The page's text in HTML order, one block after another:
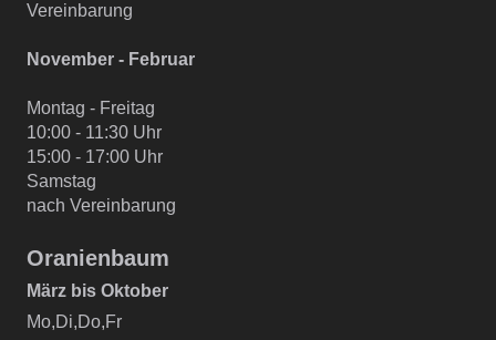
Vereinbarung
November - Februar
Montag - Freitag
10:00 - 11:30 Uhr
15:00 - 17:00 Uhr
Samstag
nach Vereinbarung
Oranienbaum
März bis Oktober
Mo,Di,Do,Fr